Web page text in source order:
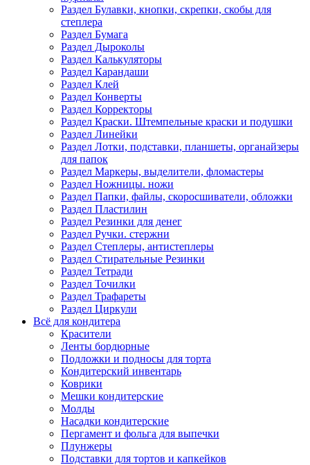
Раздел Булавки, кнопки, скрепки, скобы для
степлера
Раздел Бумага
Раздел Дыроколы
Раздел Калькуляторы
Раздел Карандаши
Раздел Клей
Раздел Конверты
Раздел Корректоры
Раздел Краски. Штемпельные краски и подушки
Раздел Линейки
Раздел Лотки, подставки, планшеты, органайзеры
для папок
Раздел Маркеры, выделители, фломастеры
Раздел Ножницы. ножи
Раздел Папки, файлы, скоросшиватели, обложки
Раздел Пластилин
Раздел Резинки для денег
Раздел Ручки. стержни
Раздел Степлеры, антистеплеры
Раздел Стирательные Резинки
Раздел Тетради
Раздел Точилки
Раздел Трафареты
Раздел Циркули
Всё для кондитера
Красители
Ленты бордюрные
Подложки и подносы для торта
Кондитерский инвентарь
Коврики
Мешки кондитерские
Молды
Насадки кондитерские
Пергамент и фольга для выпечки
Плунжеры
Подставки для тортов и капкейков